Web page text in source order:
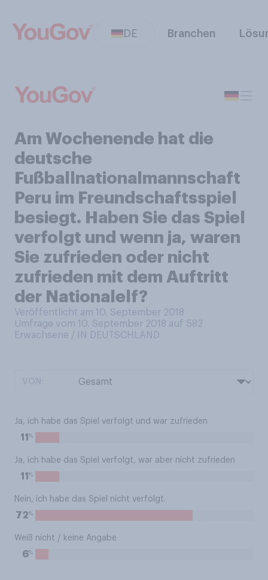
DE Branchen
Am Wochenende hat die
deutsche
Fußballnationalmannschaft
Peru im Freundschaftsspiel
besiegt. Haben Sie das Spiel
verfolgt und wenn ja, waren
Sie zufrieden oder nicht
zufrieden mit dem Auftritt
der Nationalelf?
Veröffentlicht am 10. September 2018
Umfrage vom 10. September 2018 auf 582
Erwachsene / IN DEUTSCHLAND
Ja, ich habe das Spiel verfolgt und war zufrieden
11 %
Ja, ich habe das Spiel verfolgt, war aber nicht zufrieden
11 %
Nein, ich habe das Spiel nicht verfolgt.
72%
Weiß nicht / keine Angabe
6%